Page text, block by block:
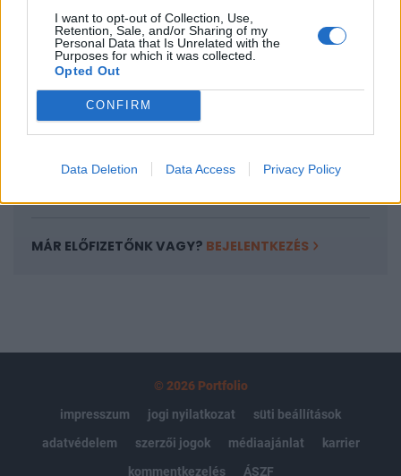
I want to opt-out of Collection, Use,
Retention, Sale, and/or Sharing of my
Personal Data that Is Unrelated with the
Purposes for which it was collected.
Opted Out
CONFIRM
Data Deletion Data Access Privacy Policy
tartozik, melynek olvasása előfizetéses
regisztrációhoz kötött.
Az előfizetés a következőket tartalmazza:
Portfolio.hu teljes cikkarchívum
Kötéslisták: BÉT elmúlt 2 év napon belüli
kötéslistái
MÁR ELŐFIZETŐNK VAGY? BEJELENTKEZÉS
© 2026 Portfolio
impresszum
jogi nyilatkozat
süti beállítások
adatvédelem
szerzői jogok médiaajánlat
karrier
kommentkezelés
ÁSZF